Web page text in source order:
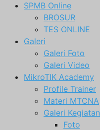
SPMB Online
BROSUR
TES ONLINE
Galeri
Galeri Foto
Galeri Video
MikroTIK Academy
Profile Trainer
Materi MTCNA
Galeri Kegiatan
Foto